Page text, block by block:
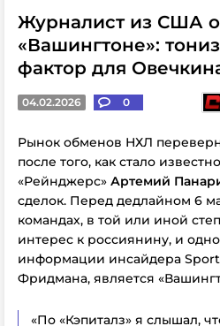
Журналист из США
«Вашингтоне»:
фактор для
04.02.2026 0
Рынок обменов НХЛ
после того, как стало
«Рейнджерс» Артемий
сделок. Перед дедлайном 6
командах, в той или иной
интерес к россиянину, и
информации инсайдера
Фридмана, является
«По «Кэпиталз» я слышал,